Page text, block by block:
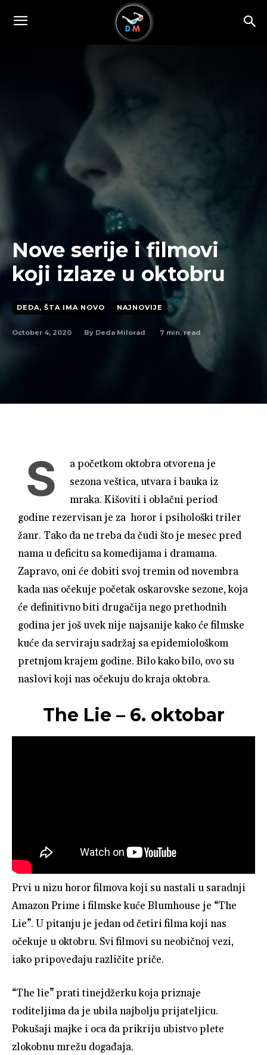
Nove serije i filmovi
koji izlaze u oktobru
DEDA, ŠTA IMA NOVO NAJNOVIJE
October 4, 2020 By Deda Milorad 7 min. read
S
a početkom oktobra otvorena je
sezona veštica, utvara i bauka iz
mraka. Kišoviti i oblačni period
godine rezervisan je za horor i psihološki triler
žanr. Tako da ne treba da čudi što je mesec pred
nama u deficitu sa komedijama i dramama.
Zapravo, oni će dobiti svoj tremin od novembra
kada nas očekuje početak oskarovske sezone, koja
će definitivno biti drugačija nego prethodnih
godina jer još uvek nije najsanije kako će filmske
kuće da serviraju sadržaj sa epidemiološkom
pretnjom krajem godine. Bilo kako bilo, ovo su
naslovi koji nas očekuju do kraja oktobra.
The Lie – 6. oktobar
Prvi u nizu horor filmova koji su nastali u saradnji
Amazon Prime i filmske kuće Blumhouse je “The
Lie”. U pitanju je jedan od četiri filma koji nas
očekuje u oktobru. Svi filmovi su neobičnoj vezi,
iako pripovedaju različite priče.
“The lie” prati tinejdžerku koja priznaje
roditeljima da je ubila najbolju prijateljicu.
Pokušaji majke i oca da prikriju ubistvo plete
zlokobnu mrežu događaja.